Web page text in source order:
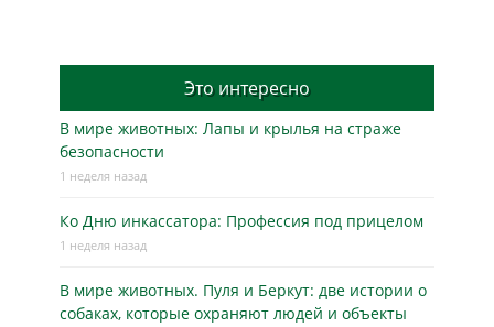
Это интересно
В мире животных: Лапы и крылья на страже
безопасности
1 неделя назад
Ко Дню инкассатора: Профессия под прицелом
1 неделя назад
В мире животных. Пуля и Беркут: две истории о
собаках, которые охраняют людей и объекты